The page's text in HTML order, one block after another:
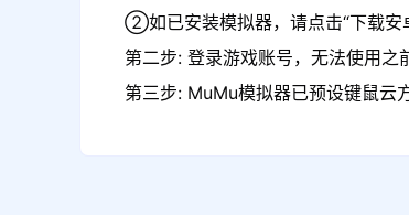
②如已安装模拟器，请点击“下载安
第二步: 登录游戏账号，无法使用
第三步: MuMu模拟器已预设键鼠云